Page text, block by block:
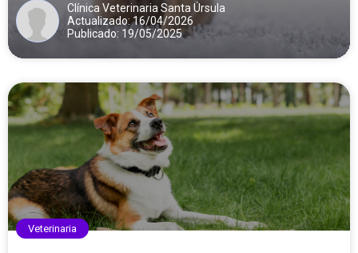
Clínica Veterinaria Santa Úrsula
Actualizado: 16/04/2026
Publicado: 19/05/2025
Veterinaria